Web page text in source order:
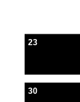
23
30